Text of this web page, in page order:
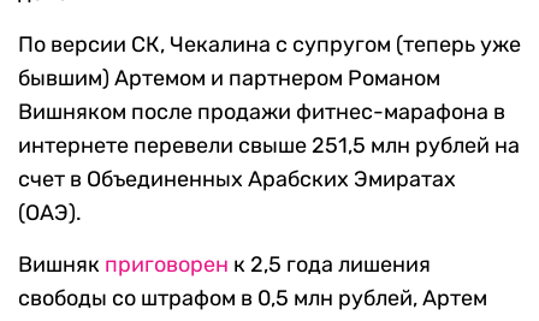
По версии СК, Чекалина с супругом (теперь уже
бывшим) Артемом и партнером Романом
Вишняком после продажи фитнес-марафона в
интернете перевели свыше 251,5 млн рублей на
счет в Объединенных Арабских Эмиратах
(ОАЭ).
Вишняк приговорен к 2,5 года лишения
свободы со штрафом в 0,5 млн рублей, Артем